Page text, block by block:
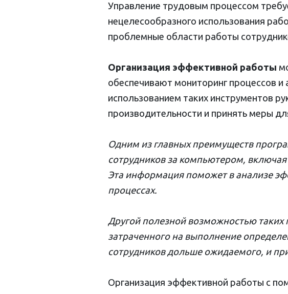
Управление трудовым процессом
нецелесообразного использования
проблемные области работы
Организация эффективной работы
обеспечивают мониторинг процессов и
использованием таких инструментов
производительности и принять меры
Одним из главных преимуществ
сотрудников за компьютером,
Эта информация поможет в анализе
процессах.
Другой полезной возможностью
затраченного на выполнение
сотрудников дольше ожидаемого, и
Организация эффективной работы с